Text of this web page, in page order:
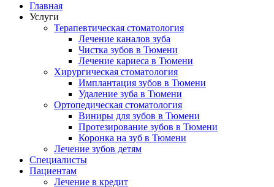
Главная
Услуги
Терапевтическая стоматология
Лечение каналов зуба
Чистка зубов в Тюмени
Лечение кариеса в Тюмени
Хирургическая стоматология
Имплантация зубов в Тюмени
Удаление зуба в Тюмени
Ортопедическая стоматология
Виниры для зубов в Тюмени
Протезирование зубов в Тюмени
Коронка на зуб в Тюмени
Лечение зубов детям
Специалисты
Пациентам
Лечение в кредит